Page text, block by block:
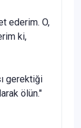
ederim. O,
ki,
gerektiği
ölün."